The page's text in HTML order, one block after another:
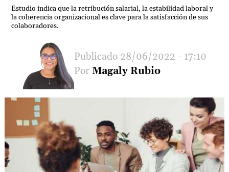
Estudio indica que la retribución salarial, la estabilidad laboral y
la coherencia organizacional es clave para la satisfacción de sus
colaboradores.
28/06/2022 - 17:10
Magaly Rubio